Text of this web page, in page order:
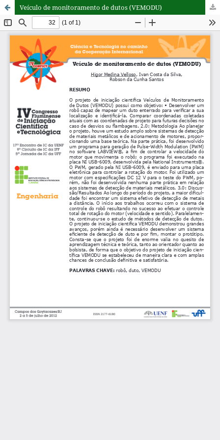
Veículo de monitoramento de dutos (VEMODU)